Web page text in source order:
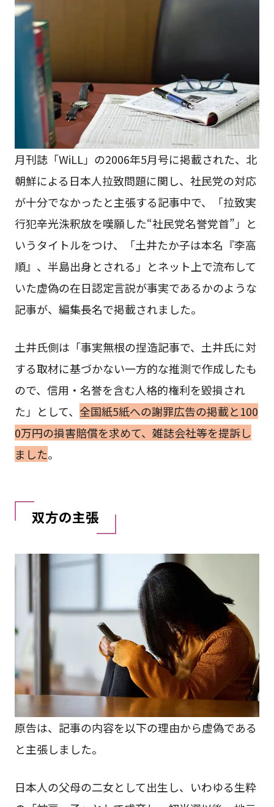
月刊誌「WiLL」の2006年5月号に掲載された、北
朝鮮による日本人拉致問題に関し、社民党の対応
が十分でなかったと主張する記事中で、「拉致実
行犯辛光洙釈放を嘆願した“社民党名誉党首”」と
いうタイトルをつけ、「土井たか子は本名『李高
順』、半島出身とされる」とネット上で流布して
いた虚偽の在日認定言説が事実であるかのような
記事が、編集長名で掲載されました。
土井氏側は「事実無根の捏造記事で、土井氏に対
する取材に基づかない一方的な推測で作成したも
ので、信用・名誉を含む人格的権利を毀損され
た」として、 全国紙5紙への謝罪広告の掲載と100
0万円の損害賠償を求めて、雑誌会社等を提訴し
ました。
双方の主張
原告は、記事の内容を以下の理由から虚偽である
と主張しました。
日本人の父母の二女として出生し、いわゆる生粋